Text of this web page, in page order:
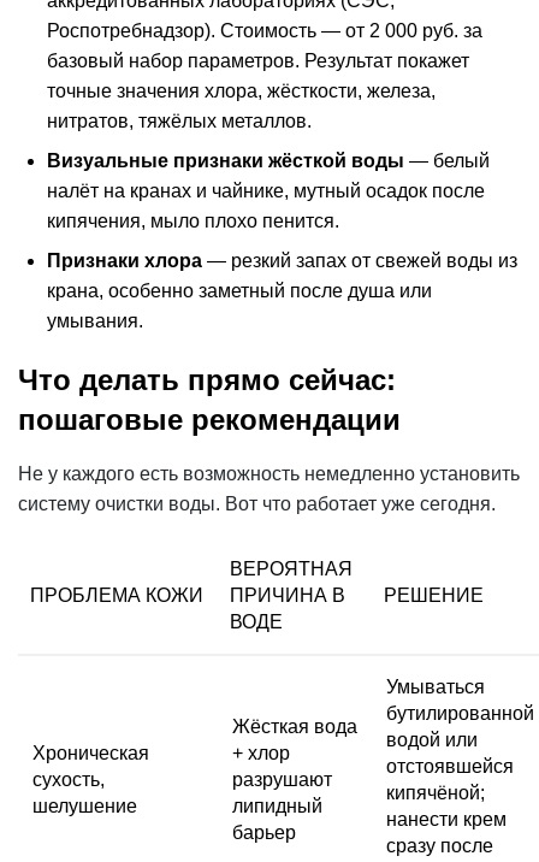
Роспотребнадзор). Стоимость — от 2 000 руб. за
базовый набор параметров. Результат покажет
точные значения хлора, жёсткости, железа,
нитратов, тяжёлых металлов.
Визуальные признаки жёсткой воды — белый
налёт на кранах и чайнике, мутный осадок после
кипячения, мыло плохо пенится.
Признаки хлора — резкий запах от свежей воды из
крана, особенно заметный после душа или
умывания.
Что делать прямо сейчас:
пошаговые рекомендации
Не у каждого есть возможность немедленно установить
систему очистки воды. Вот что работает уже сегодня.
ПРОБЛЕМА КОЖИ
ВЕРОЯТНАЯ
ПРИЧИНА В
ВОДЕ
РЕШЕНИЕ
Хроническая
сухость,
шелушение
Жёсткая вода
+ хлор
разрушают
липидный
барьер
Умываться
бутилированной
водой или
отстоявшейся
кипячёной;
нанести крем
сразу после